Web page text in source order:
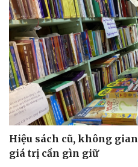
Văn hóa
Sân khấu - Điện ảnh
Văn học
Âm nhạc
Di sản
Hiệu sách cũ, không
giá trị cần gìn giữ